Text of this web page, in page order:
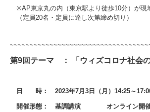
※AP東京丸の内（東京駅より徒歩10分）が
（定員20名・定員に達し次第締め切り）
第9回テーマ ： 「ウィズコロナ社会
日 時： 2023年7月3日（月）14:25～
開催形態： 基調講演 オンライン開催